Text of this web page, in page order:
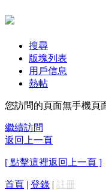
搜尋
版塊列表
用戶信息
熱帖
您訪問的頁面無手機頁
繼續訪問
返回上一頁
[ 點擊這裡返回上一頁 ]
首頁 | 登錄 | 註冊